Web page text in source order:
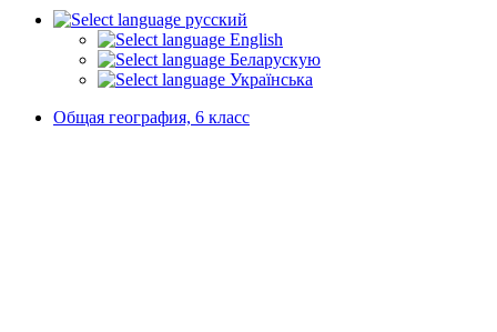
русский
English
Беларускую
Українська
Общая география, 6 класс